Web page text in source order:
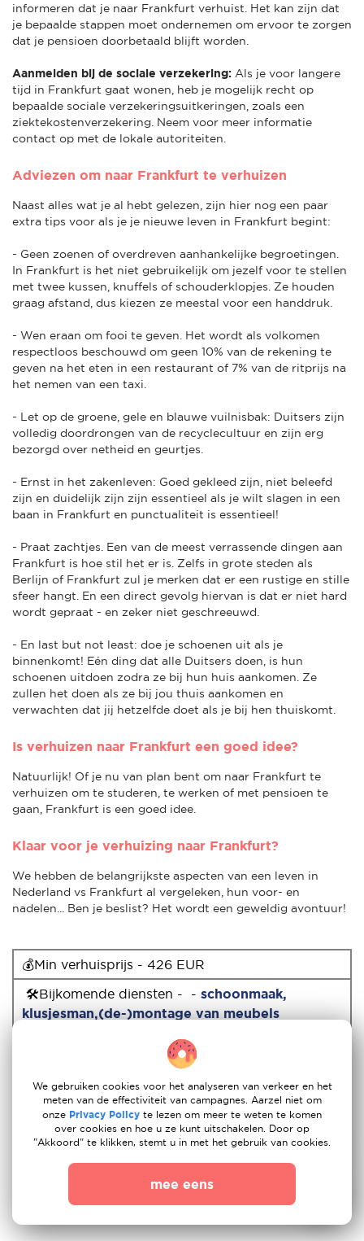
informeren dat je naar Frankfurt verhuist. Het kan zijn dat
je bepaalde stappen moet ondernemen om ervoor te zorgen
dat je pensioen doorbetaald blijft worden.
Aanmelden bij de sociale verzekering: Als je voor langere
tijd in Frankfurt gaat wonen, heb je mogelijk recht op
bepaalde sociale verzekeringsuitkeringen, zoals een
ziektekostenverzekering. Neem voor meer informatie
contact op met de lokale autoriteiten.
Adviezen om naar Frankfurt te verhuizen
Naast alles wat je al hebt gelezen, zijn hier nog een paar
extra tips voor als je je nieuwe leven in Frankfurt begint:
- Geen zoenen of overdreven aanhankelijke begroetingen.
In Frankfurt is het niet gebruikelijk om jezelf voor te stellen
met twee kussen, knuffels of schouderklopjes. Ze houden
graag afstand, dus kiezen ze meestal voor een handdruk.
- Wen eraan om fooi te geven. Het wordt als volkomen
respectloos beschouwd om geen 10% van de rekening te
geven na het eten in een restaurant of 7% van de ritprijs na
het nemen van een taxi.
- Let op de groene, gele en blauwe vuilnisbak: Duitsers zijn
volledig doordrongen van de recyclecultuur en zijn erg
bezorgd over netheid en geurtjes.
- Ernst in het zakenleven: Goed gekleed zijn, niet beleefd
zijn en duidelijk zijn zijn essentieel als je wilt slagen in een
baan in Frankfurt en punctualiteit is essentieel!
- Praat zachtjes. Een van de meest verrassende dingen aan
Frankfurt is hoe stil het er is. Zelfs in grote steden als
Berlijn of Frankfurt zul je merken dat er een rustige en stille
sfeer hangt. En een direct gevolg hiervan is dat er niet hard
wordt gepraat - en zeker niet geschreeuwd.
- En last but not least: doe je schoenen uit als je
binnenkomt! Eén ding dat alle Duitsers doen, is hun
schoenen uitdoen zodra ze bij hun huis aankomen. Ze
zullen het doen als ze bij jou thuis aankomen en
verwachten dat jij hetzelfde doet als je bij hen thuiskomt.
Is verhuizen naar Frankfurt een goed idee?
Natuurlijk! Of je nu van plan bent om naar Frankfurt te
verhuizen om te studeren, te werken of met pensioen te
gaan, Frankfurt is een goed idee.
Klaar voor je verhuizing naar Frankfurt?
We hebben de belangrijkste aspecten van een leven in
Nederland vs Frankfurt al vergeleken, hun voor- en
nadelen... Ben je beslist? Het wordt een geweldig avontuur!
💰Min verhuisprijs - 426 EUR
🛠Bijkomende diensten - - schoonmaak,
klusjesman,(de-)montage van meubels
💰Max verhuisprijs - 1041 EUR
IOS
🚚Andere verhuizingen - -
Zweden,Norwegen ,Portugal
💳Betalingssystemen - bankpassen en
creditcards, online bankieren Sofort, Ideal,
We gebruiken cookies voor het analyseren van verkeer en het
meten van de effectiviteit van campagnes. Aarzel niet om
onze Privacy Policy te lezen om meer te weten te komen
over cookies en hoe u ze kunt uitschakelen. Door op
"Akkoord" te klikken, stemt u in met het gebruik van cookies.
mee eens